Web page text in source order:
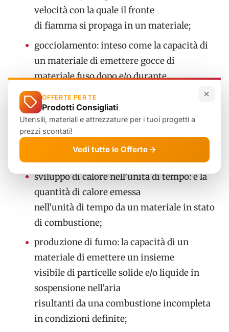
velocità con la quale il fronte
di fiamma si propaga in un materiale;
gocciolamento: inteso come la capacità di
un materiale di emettere gocce di
materiale fuso dopo e/o durante
l’esposizione a una sorgente di calore;
post-incandescenza: presenza di zone
incandescenti dopo lo spegnimento della
sviluppo di calore nell’unità di tempo: è la
quantità di calore emessa
nell’unità di tempo da un materiale in stato
di combustione;
produzione di fumo: la capacità di un
materiale di emettere un insieme
visibile di particelle solide e/o liquide in
sospensione nell’aria
risultanti da una combustione incompleta
in condizioni definite;
OFFERTE PER TE
Prodotti Consigliati
Utensili, materiali e attrezzature per i tuoi progetti a
prezzi scontati!
Vedi tutte le Offerte